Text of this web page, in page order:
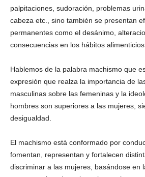
palpitaciones, sudoración, problemas
cabeza etc., sino también se presentan
permanentes como el desánimo,
consecuencias en los hábitos
Hablemos de la palabra machismo que
expresión que realza la importancia de
masculinas sobre las femeninas y la
hombres son superiores a las mujeres,
desigualdad.
El machismo está conformado por
fomentan, representan y fortalecen
discriminar a las mujeres, basándose en